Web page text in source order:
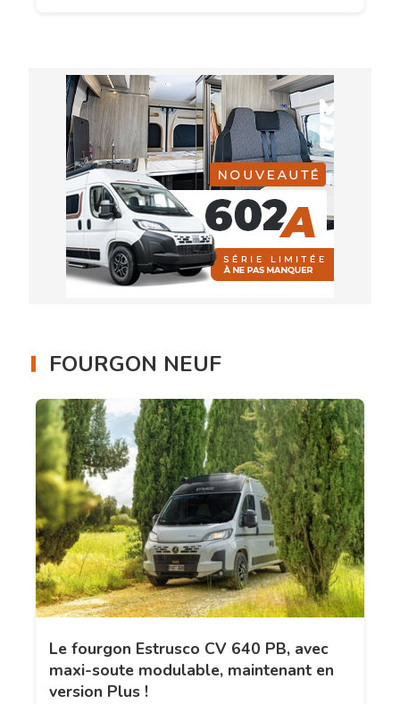
FOURGON NEUF
Le fourgon Estrusco CV 640 PB, avec
maxi-soute modulable, maintenant en
version Plus !